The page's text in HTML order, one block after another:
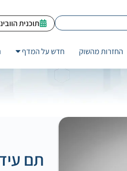
תוכנית
החזרות מהשוק חדש על המדף
תם